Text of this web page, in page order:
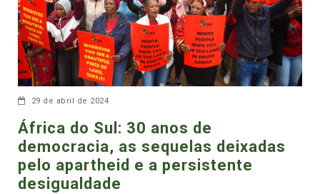
29 de abril de 2024
África do Sul: 30 anos de
democracia, as sequelas deixadas
pelo apartheid e a persistente
desigualdade